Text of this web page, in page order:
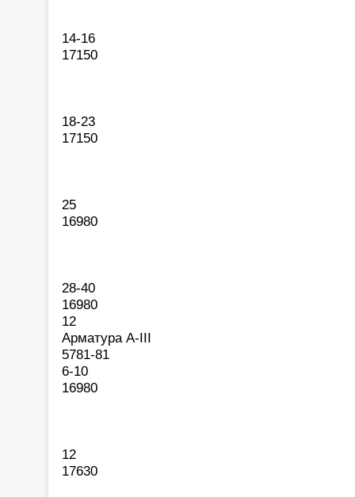
14-16
17150
18-23
17150
25
16980
28-40
16980
12
Арматура А-III
5781-81
6-10
16980
12
17630